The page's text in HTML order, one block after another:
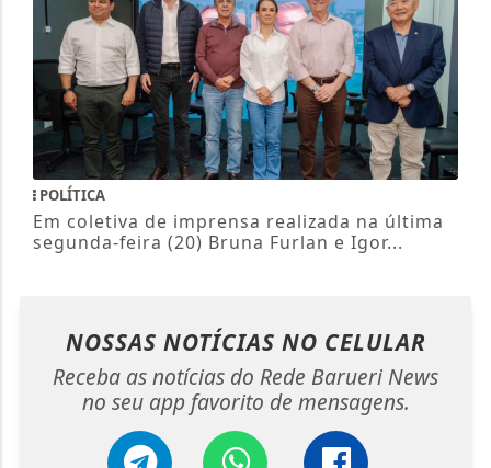
POLÍTICA
Em coletiva de imprensa realizada na última
segunda-feira (20) Bruna Furlan e Igor...
NOSSAS NOTÍCIAS NO CELULAR
Receba as notícias do Rede Barueri News
no seu app favorito de mensagens.